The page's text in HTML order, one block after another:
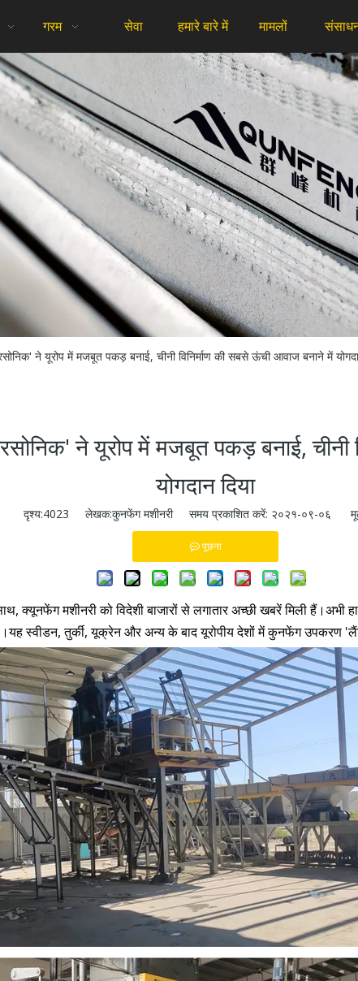
गरम सेवा हमारे बारे में मामलों
ने यूरोप में मजबूत पकड़ बनाई, चीनी विनिर्माण की सबसे ऊंची आवाज बनाने में
ने यूरोप में मजबूत पकड़ बनाई,
योगदान दिया
दृश्य:4023 लेखक:कुनफेंग मशीनरी समय प्रकाशित करें: २०२१-०९-०६
पूछना
क्यूनफेंग मशीनरी को विदेशी बाजारों से लगातार अच्छी खबरें मिली
स्वीडन, तुर्की, यूक्रेन और अन्य के बाद यूरोपीय देशों में कुनफेंग उपकरण